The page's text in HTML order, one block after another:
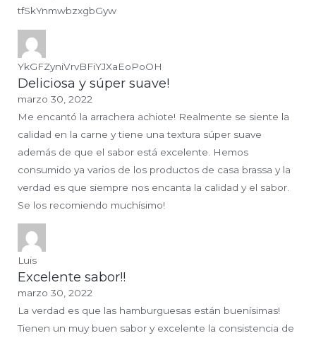
tfSkYnmwbzxgbGyw
YkGFZyniVrvBFiYJXaEoPoOH
Deliciosa y súper suave!
marzo 30, 2022
Me encantó la arrachera achiote! Realmente se siente la
calidad en la carne y tiene una textura súper suave
además de que el sabor está excelente. Hemos
consumido ya varios de los productos de casa brassa y la
verdad es que siempre nos encanta la calidad y el sabor.
Se los recomiendo muchísimo!
Luis
Excelente sabor!!
marzo 30, 2022
La verdad es que las hamburguesas están buenísimas!
Tienen un muy buen sabor y excelente la consistencia de